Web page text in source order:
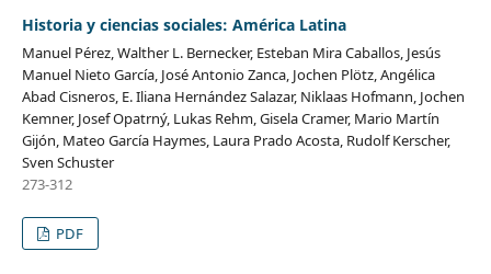
Historia y ciencias sociales: América Latina
Manuel Pérez, Walther L. Bernecker, Esteban Mira Caballos, Jesús
Manuel Nieto García, José Antonio Zanca, Jochen Plötz, Angélica
Abad Cisneros, E. Iliana Hernández Salazar, Niklaas Hofmann, Jochen
Kemner, Josef Opatrný, Lukas Rehm, Gisela Cramer, Mario Martín
Gijón, Mateo García Haymes, Laura Prado Acosta, Rudolf Kerscher,
Sven Schuster
273-312
PDF